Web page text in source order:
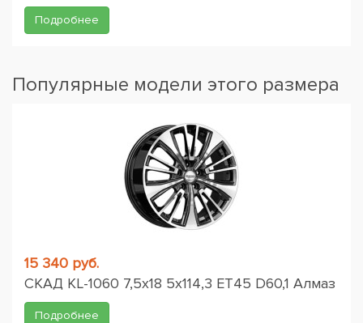
Подробнее
Популярные модели этого размера
15 340 руб.
СКАД KL-1060 7,5x18 5x114,3 ET45 D60,1 Алмаз
Подробнее